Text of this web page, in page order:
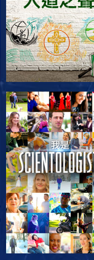
探索系列節目